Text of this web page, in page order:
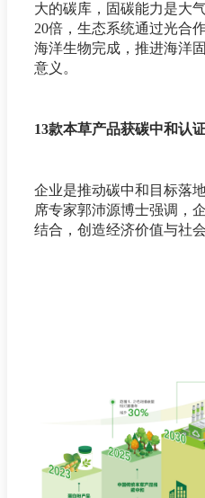
大的碳库，固碳能力是大
20倍，生态系统通过光合
海洋生物完成，推进海洋
意义。
13款本草产品获碳中和认
企业是推动碳中和目标落
席专家郭沛源博士强调，
结合，创造经济价值与社